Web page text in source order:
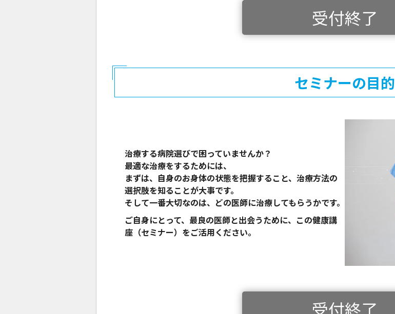
受付終了
セミナーの目的
治療する病院選びで困っていませんか？
最適な治療をするためには、
まずは、自身のお身体の状態を把握すること、治療方法の
選択肢を知ることが大事です。
そして一番大切なのは、どの医師に治療してもらうかです。
ご自身にとって、最良の医師と出会うために、この健康講
座（セミナー）をご活用ください。
受付終了